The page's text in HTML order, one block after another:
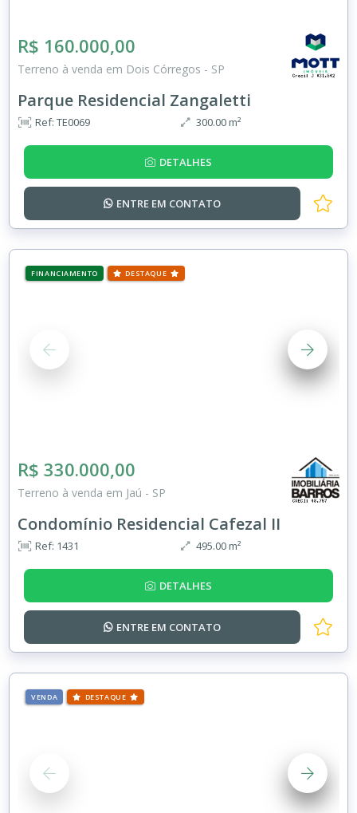
R$ 160.000,00
Terreno à venda em Dois Córregos - SP
Parque Residencial Zangaletti
Ref: TE0069 300.00 m²
DETALHES
ENTRE EM CONTATO
FINANCIAMENTO DESTAQUE
R$ 330.000,00
Terreno à venda em Jaú - SP
Condomínio Residencial Cafezal II
Ref: 1431 495.00 m²
DETALHES
ENTRE EM CONTATO
VENDA DESTAQUE